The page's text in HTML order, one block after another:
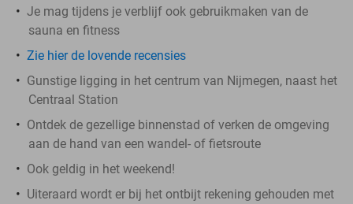
Je mag tijdens je verblijf ook gebruikmaken van de
sauna en fitness
Zie hier de lovende recensies
Gunstige ligging in het centrum van Nijmegen, naast het
Centraal Station
Ontdek de gezellige binnenstad of verken de omgeving
aan de hand van een wandel- of fietsroute
Ook geldig in het weekend!
Uiteraard wordt er bij het ontbijt rekening gehouden met